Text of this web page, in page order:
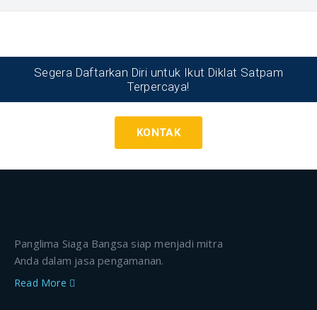
Segera Daftarkan Diri untuk Ikut Diklat Satpam
Terpercaya!
KONTAK
Panglima Siaga Bangsa siap menjadi mitra
Anda dalam jasa pengamanan.
Read More